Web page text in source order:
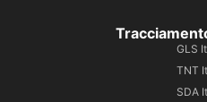
GLS
TNT
SDA